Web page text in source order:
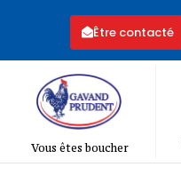
Être contacté
Vous êtes boucher